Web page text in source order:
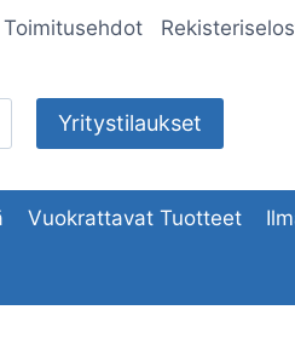
Toimitusehdot
Yritystilaukset
Vuokrattavat Tuotteet